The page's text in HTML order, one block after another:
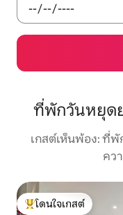
ที่พักวันหยุด
เกสต์เห็นพ้อง: ที่
คว
โดนใจเกสต์ที่สุด
โดนใจเกสต์